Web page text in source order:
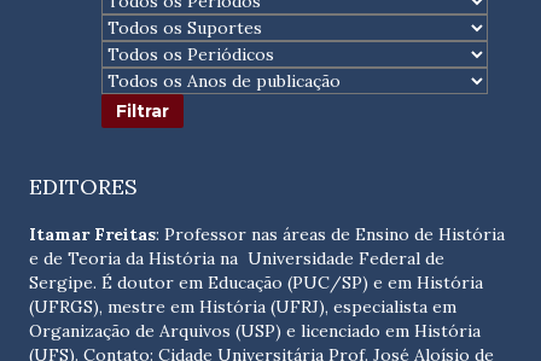
EDITORES
Itamar Freitas: Professor nas áreas de Ensino de História
e de Teoria da História na Universidade Federal de
Sergipe. É doutor em Educação (PUC/SP) e em História
(UFRGS), mestre em História (UFRJ), especialista em
Organização de Arquivos (USP) e licenciado em História
(UFS). Contato: Cidade Universitária Prof. José Aloísio de